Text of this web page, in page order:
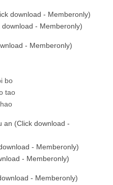
download - Memberonly)
- Memberonly)
- Memberonly)
bo
tao
an (Click download -
- Memberonly)
- Memberonly)
- Memberonly)